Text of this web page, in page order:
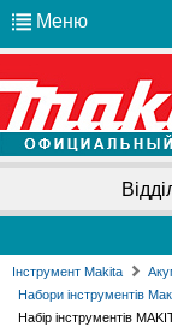
Меню
Інструмент Makita
Набори інструментів
Набір інструментів